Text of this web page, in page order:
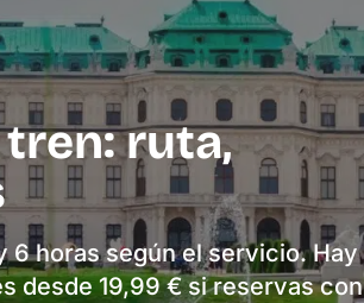
ruta,
6 horas según el servicio. Hay
desde 19,99 € si reservas con